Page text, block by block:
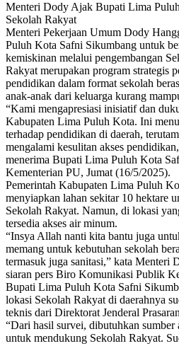
Menteri Dody Ajak Bupati Lima
Sekolah Rakyat
Menteri Pekerjaan Umum Dody
Puluh Kota Safni Sikumbang untuk
kemiskinan melalui pengembangan
Rakyat merupakan program strategis
pendidikan dalam format sekolah
anak-anak dari keluarga kurang
“Kami mengapresiasi inisiatif dan
Kabupaten Lima Puluh Kota. Ini
terhadap pendidikan di daerah,
mengalami kesulitan akses
menerima Bupati Lima Puluh Kota
Kementerian PU, Jumat (16/5/2025).
Pemerintah Kabupaten Lima Puluh
menyiapkan lahan sekitar 10 hektare
Sekolah Rakyat. Namun, di lokasi
tersedia akses air minum.
“Insya Allah nanti kita bantu juga
memang untuk kebutuhan sekolah
termasuk juga sanitasi,” kata Menteri
siaran pers Biro Komunikasi Publik
Bupati Lima Puluh Kota Safni
lokasi Sekolah Rakyat di daerahnya
teknis dari Direktorat Jenderal
“Dari hasil survei, dibutuhkan
untuk mendukung Sekolah Rakyat.